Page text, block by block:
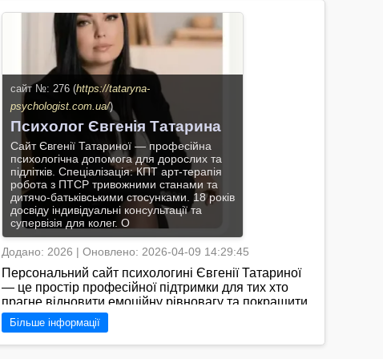
Перейти на сайт →
сайт №: 276 (https://tataryna-
psychologist.com.ua/)
Психолог Євгенія Татарина
Сайт Євгенії Татариної — професійна
психологічна допомога для дорослих та
підлітків. Спеціалізація: КПТ арт-терапія
робота з ПТСР тривожними станами та
дитячо-батьківськими стосунками. 18 років
досвіду індивідуальні консультації та
супервізія для колег. О
Додано: 2026 | Оновлено: 2026-04-09 14:29:45
Персональний сайт психологині Євгенії Татариної
— це простір професійної підтримки для тих хто
прагне відновити емоційну рівновагу та покращити
якість життя. Маючи понад 18 років практичного
досвіду Тетяна поєднує доказові методи когнітивно-
поведінкової терапії з м’якими підходами арт-
Більше інформації